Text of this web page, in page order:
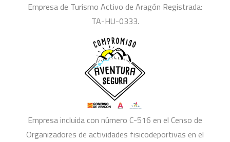
Empresa de Turismo Activo de Aragón Registrada:
TA-HU-0333.
Empresa incluida con número C-516 en el Censo de
Organizadores de actividades fisicodeportivas en el